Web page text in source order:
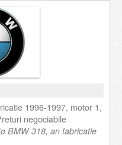
1996-1997, motor 1,
negociabile
BMW 318, an fabricatie